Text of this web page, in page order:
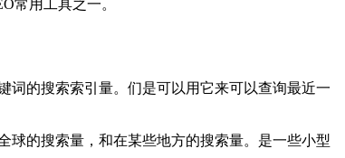
常用工具之一。
词的搜索索引量。们是可以用它来可以查询最近一
球的搜索量，和在某些地方的搜索量。是一些小型